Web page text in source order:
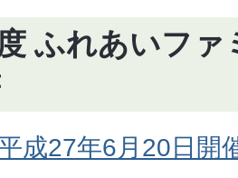
ふれあいフ
成27年6月20日開